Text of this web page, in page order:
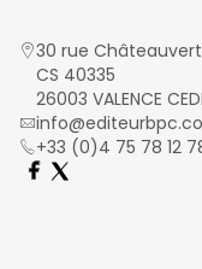
30 rue Châteauvert
CS 40335
26003 VALENCE
+33 (0)4 75 78 12